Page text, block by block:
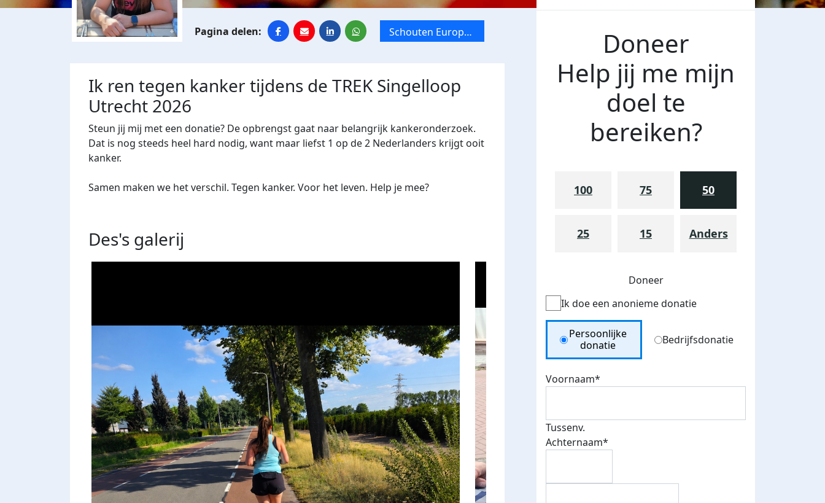
Schouten Europe -
Schouten Twente
Ik ren tegen kanker tijdens de TREK Singelloop
Utrecht 2026
Steun jij mij met een donatie? De opbrengst gaat naar belangrijk kankeronderzoek.
Dat is nog steeds heel hard nodig, want maar liefst 1 op de 2 Nederlanders krijgt ooit
kanker.
Samen maken we het verschil. Tegen kanker. Voor het leven. Help je mee?
Des's galerij
Doneer
Help jij me mijn
doel te
bereiken?
100 75 50
25 15 Anders
Doneer
Ik doe een anonieme donatie
Donation Type
Persoonlijke
donatie
Bedrijfsdonatie
Voornaam*
Tussenv.
Achternaam*